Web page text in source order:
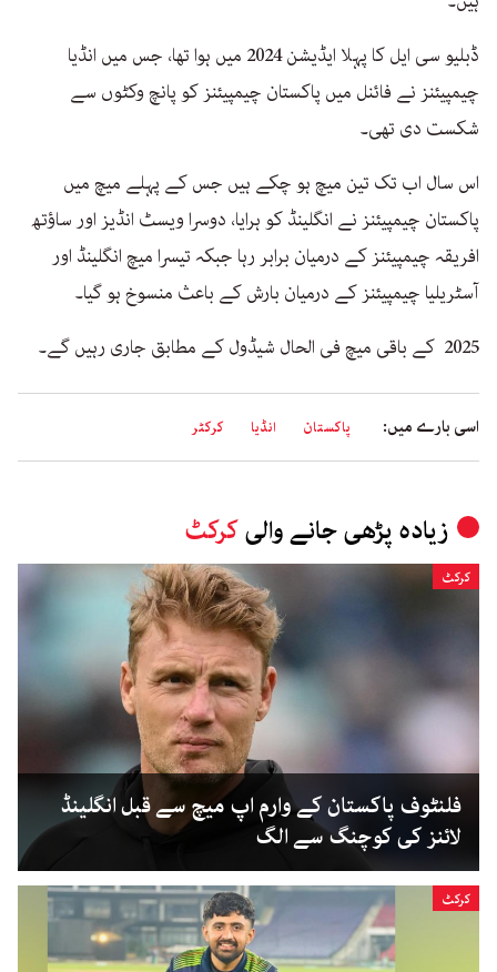
ڈبلیو سی ایل کا پہلا ایڈیشن 2024 میں ہوا تھا، جس میں انڈیا
چیمپیئنز نے فائنل میں پاکستان چیمپیئنز کو پانچ وکٹوں سے
شکست دی تھی۔
اس سال اب تک تین میچ ہو چکے ہیں جس کے پہلے میچ میں
پاکستان چیمپیئنز نے انگلینڈ کو ہرایا، دوسرا ویسٹ انڈیز اور ساؤتھ
افریقہ چیمپیئنز کے درمیان برابر رہا جبکہ تیسرا میچ انگلینڈ اور
آسٹریلیا چیمپیئنز کے درمیان بارش کے باعث منسوخ ہو گیا۔
2025 کے باقی میچ فی الحال شیڈول کے مطابق جاری رہیں گے۔
اسی بارے میں: پاکستان انڈیا کرکٹر
زیادہ پڑھی جانے والیکرکٹ
کرکٹ
فلنٹوف پاکستان کے وارم اپ میچ سے قبل انگلینڈ
لائنز کی کوچنگ سے الگ
کرکٹ